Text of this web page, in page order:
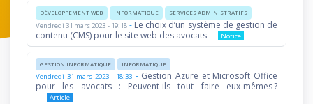
DÉVELOPPEMENT WEB INFORMATIQUE SERVICES ADMINISTRATIFS
Vendredi 31 mars 2023 - 19:18- Le choix d’un système de gestion de
contenu (CMS) pour le site web des avocats
Notice
GESTION INFORMATIQUE INFORMATIQUE
Vendredi 31 mars 2023 - 18:33 - Gestion Azure et Microsoft Office
pour les avocats : Peuvent-ils tout faire eux-mêmes ?
Article